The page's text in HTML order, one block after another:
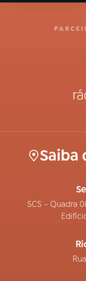
Saiba
SCS – Quadra